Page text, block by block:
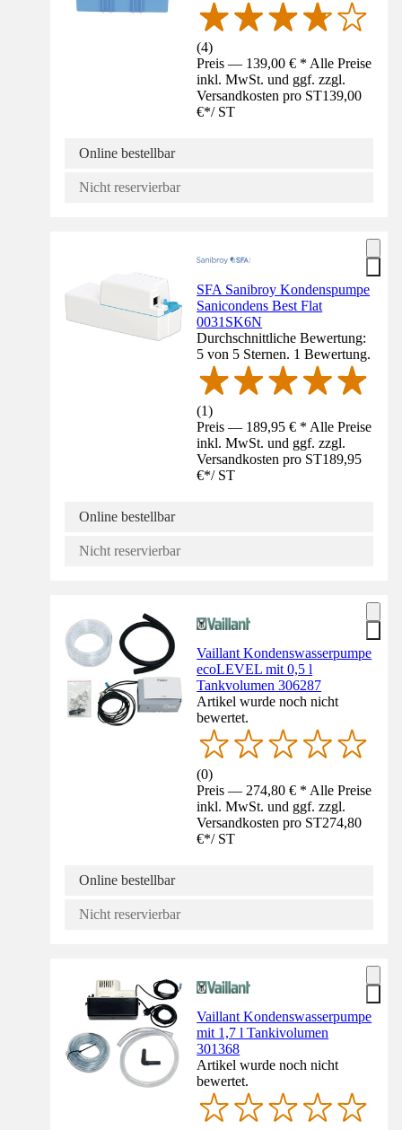
(4)
Preis — 139,00 € * Alle Preise
inkl. MwSt. und ggf. zzgl.
Versandkosten pro ST139,00
€*/ ST
Online bestellbar
Nicht reservierbar
SFA Sanibroy Kondenspumpe
Sanicondens Best Flat
0031SK6N
Durchschnittliche Bewertung:
5 von 5 Sternen. 1 Bewertung.
(1)
Preis — 189,95 € * Alle Preise
inkl. MwSt. und ggf. zzgl.
Versandkosten pro ST189,95
€*/ ST
Online bestellbar
Nicht reservierbar
Vaillant Kondenswasserpumpe
ecoLEVEL mit 0,5 l
Tankvolumen 306287
Artikel wurde noch nicht
bewertet.
(0)
Preis — 274,80 € * Alle Preise
inkl. MwSt. und ggf. zzgl.
Versandkosten pro ST274,80
€*/ ST
Online bestellbar
Nicht reservierbar
Vaillant Kondenswasserpumpe
mit 1,7 l Tankivolumen
301368
Artikel wurde noch nicht
bewertet.